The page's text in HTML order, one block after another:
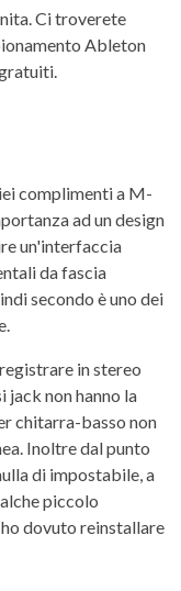
Ci troverete
Ableton
complimenti a M-
ad un design
un'interfaccia
da fascia
secondo è uno dei
in stereo
jack non hanno la
chitarra-basso non
Inoltre dal punto
di impostabile, a
piccolo
dovuto reinstallare